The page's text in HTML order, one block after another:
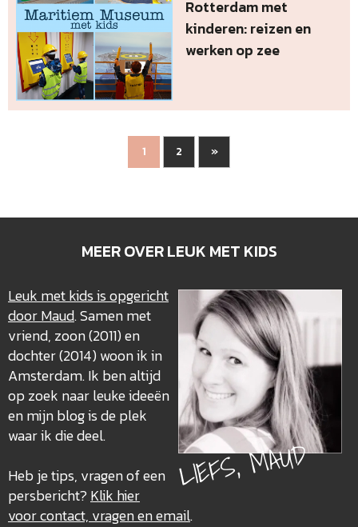
Rotterdam met
kinderen: reizen en
werken op zee
1 2 »
MEER OVER LEUK MET KIDS
LIEFS, MAUD
Leuk met kids is opgericht
door Maud. Samen met
vriend, zoon (2011) en
dochter (2014) woon ik in
Amsterdam. Ik ben altijd
op zoek naar leuke ideeën
en mijn blog is de plek
waar ik die deel.
Heb je tips, vragen of een
persbericht? Klik hier
voor contact, vragen en email.